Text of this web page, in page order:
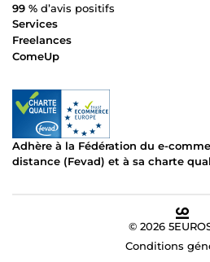
99 % d’avis positifs
Services
Freelances
ComeUp
Adhère à la Fédération du e-
distance (Fevad) et à sa charte
© 2026
Conditions